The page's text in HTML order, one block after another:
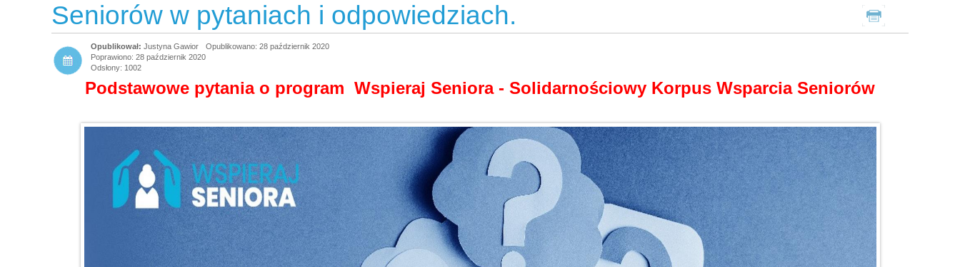
Seniorów w pytaniach i odpowiedziach.
Justyna Gawior
Opublikowano: 28 październik 2020
Poprawiono: 28 październik 2020
Odsłony: 1002
Podstawowe pytania o program Wspieraj Seniora - Solidarnościowy Korpus Wsparcia Seniorów